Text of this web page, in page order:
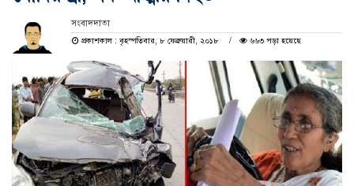
সংবাদদাতা
প্রকাশকাল : বৃহস্পতিবার, ৮ ফেব্রুয়ারী, ২০১৮
৬৬৩ পড়া হয়েছে